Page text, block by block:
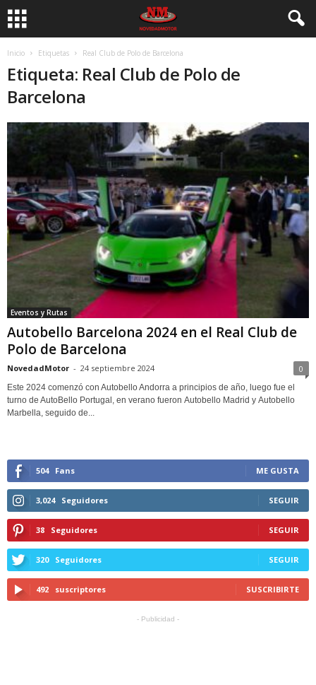
Inicio Etiquetas Real Club de Polo de Barcelona
Etiqueta: Real Club de Polo de
Barcelona
Eventos y Rutas
Autobello Barcelona 2024 en el Real Club de
Polo de Barcelona
NovedadMotor - 24 septiembre 2024 0
Este 2024 comenzó con Autobello Andorra a principios de año, luego fue el
turno de AutoBello Portugal, en verano fueron Autobello Madrid y Autobello
Marbella, seguido de...
504 Fans ME GUSTA
3,024 Seguidores SEGUIR
38 Seguidores SEGUIR
320 Seguidores SEGUIR
492 suscriptores SUSCRIBIRTE
- Publicidad -